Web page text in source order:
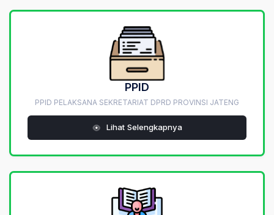
PPID
PPID PELAKSANA SEKRETARIAT DPRD PROVINSI JATENG
Lihat Selengkapnya